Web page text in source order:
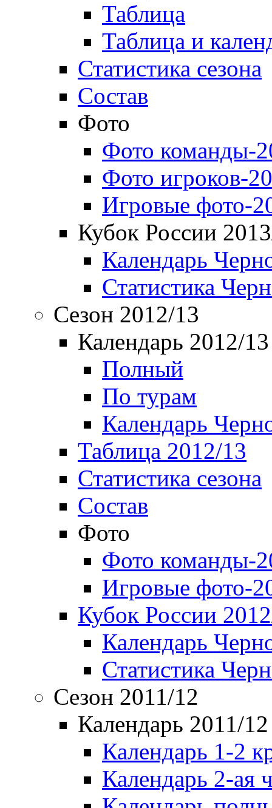
Таблица
Таблица и
Статистика сезона
Состав
Фото
Фото команды-
Фото игроков-
Игровые фото-
Кубок России
Календарь
Статистика
Сезон 2012/13
Календарь 2012/13
Полный
По турам
Календарь
Таблица 2012/13
Статистика сезона
Состав
Фото
Фото команды-
Игровые фото-
Кубок России
Календарь
Статистика
Сезон 2011/12
Календарь 2011/12
Календарь 1-2
Календарь 2-ая